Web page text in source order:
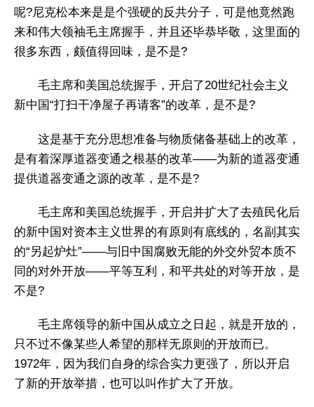
呢?尼克松本来是是个强硬的反共分子，可是他竟然跑
来和伟大领袖毛主席握手，并且还毕恭毕敬，这里面的
很多东西，颇值得回味，是不是?
毛主席和美国总统握手，开启了20世纪社会主义
新中国“打扫干净屋子再请客”的改革，是不是?
这是基于充分思想准备与物质储备基础上的改革，
是有着深厚道器变通之根基的改革——为新的道器变通
提供道器变通之源的改革，是不是?
毛主席和美国总统握手，开启并扩大了去殖民化后
的新中国对资本主义世界的有原则有底线的，名副其实
的“另起炉灶”——与旧中国腐败无能的外交外贸本质不
同的对外开放——平等互利，和平共处的对等开放，是
不是?
毛主席领导的新中国从成立之日起，就是开放的，
只不过不像某些人希望的那样无原则的开放而已。
1972年，因为我们自身的综合实力更强了，所以开启
了新的开放举措，也可以叫作扩大了开放。